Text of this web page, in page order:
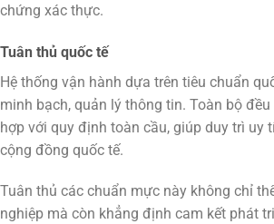
chứng xác thực.
Tuân thủ quốc tế
Hệ thống vận hành dựa trên tiêu chuẩn
minh bạch, quản lý thông tin. Toàn bộ
hợp với quy định toàn cầu, giúp duy trì uy
cộng đồng quốc tế.
Tuân thủ các chuẩn mực này không chỉ
nghiệp mà còn khẳng định cam kết phát